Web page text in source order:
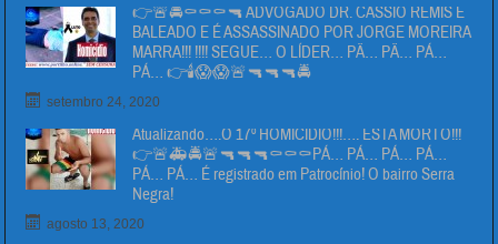
👉🚨🚔⚰⚰⚰🔫 ADVOGADO DR. CÁSSIO REMIS É
BALEADO E É ASSASSINADO POR JORGE MOREIRA
MARRA!!! !!!! SEGUE… O LÍDER… PÄ… PÄ… PÁ…
PÁ… 👉🕯😱😱🚨🔫🔫🔫🚔
setembro 24, 2020
Atualizando….O 17º HOMICIDIO!!!…. ESTA MORTO!!!
👉🚨🚑🚔🚨🔫🔫🔫⚰⚰⚰PÁ… PÁ… PÁ… PÁ…
PÁ… PÁ… É registrado em Patrocínio! O bairro Serra
Negra!
agosto 13, 2020